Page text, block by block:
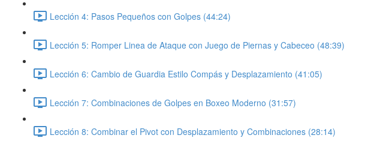
Lección 4: Pasos Pequeños con Golpes (44:24)
Lección 5: Romper Linea de Ataque con Juego de Piernas y Cabeceo (48:39)
Lección 6: Cambio de Guardia Estilo Compás y Desplazamiento (41:05)
Lección 7: Combinaciones de Golpes en Boxeo Moderno (31:57)
Lección 8: Combinar el Pivot con Desplazamiento y Combinaciones (28:14)